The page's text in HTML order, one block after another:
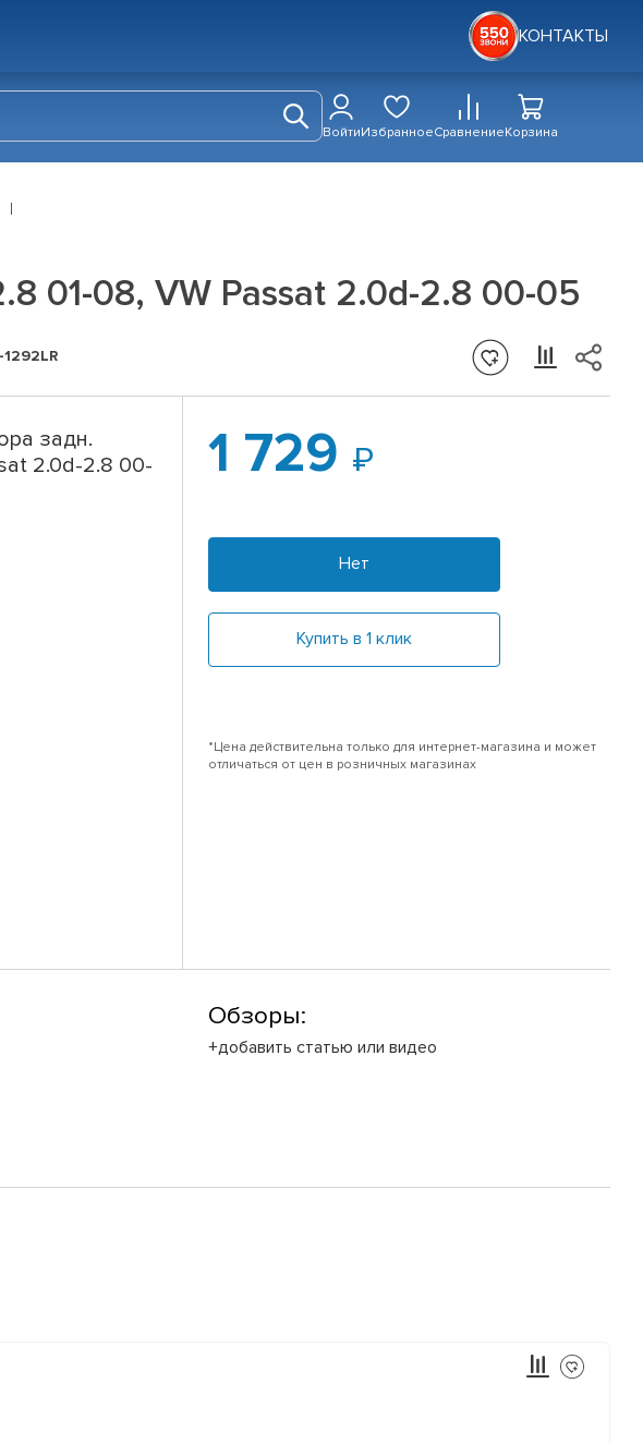
КОНТАКТЫ
ВойтиИзбранноеСравнениеКорзина
01-08, VW Passat 2.0d-2.8 00-05
1292LR
задн.
2.0d-2.8 00-
1 729
Нет
Купить в 1 клик
*Цена действительна только для интернет-магазина и может
отличаться от цен в розничных магазинах
Обзоры:
+добавить статью или видео